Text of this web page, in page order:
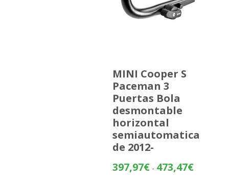
MINI Cooper S
Paceman 3
Puertas Bola
desmontable
horizontal
semiautomatica
de 2012-
397,97€ - 473,47€Rango